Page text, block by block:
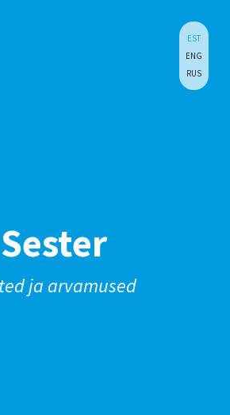
EST
ENG
RUS
ja arvamused